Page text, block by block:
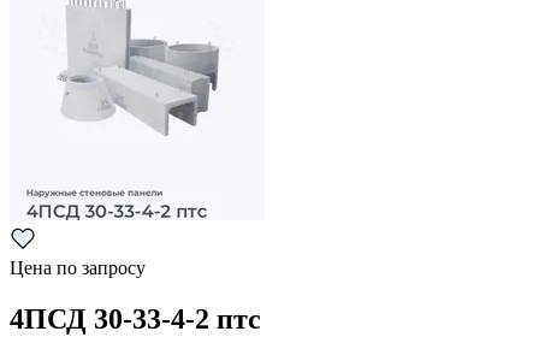
Цена по запросу
4ПСД 30-33-4-2 птс